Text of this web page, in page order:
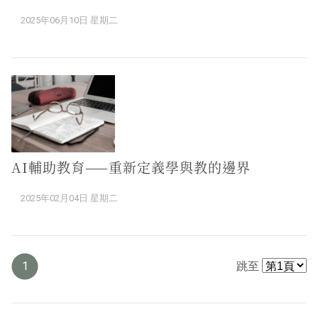
2025年06月10日 星期二
AI輔助教育——重新定義學與教的邊界
2025年02月04日 星期二
1 跳至